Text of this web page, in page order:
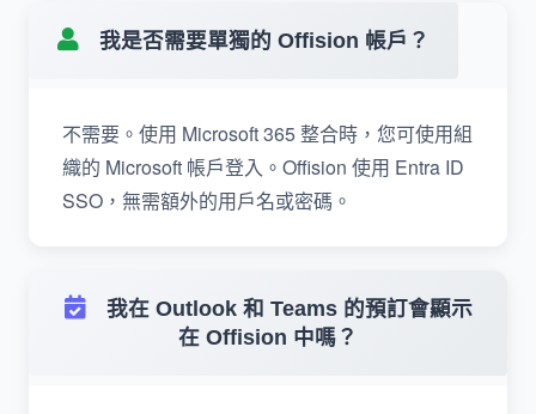
我是否需要單獨的 Offision 帳戶？
不需要。使用 Microsoft 365 整合時，您可使用組
織的 Microsoft 帳戶登入。Offision 使用 Entra ID
SSO，無需額外的用戶名或密碼。
在 Offision 中嗎？